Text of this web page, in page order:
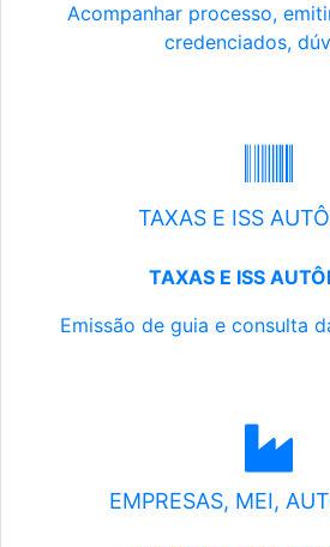
Acompanhar processo,
credenciados,
TAXAS E ISS
TAXAS E ISS
Emissão de guia e consulta
EMPRESAS, MEI,